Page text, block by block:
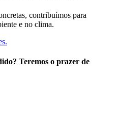
contribuímos para
e no clima.
Teremos o prazer de